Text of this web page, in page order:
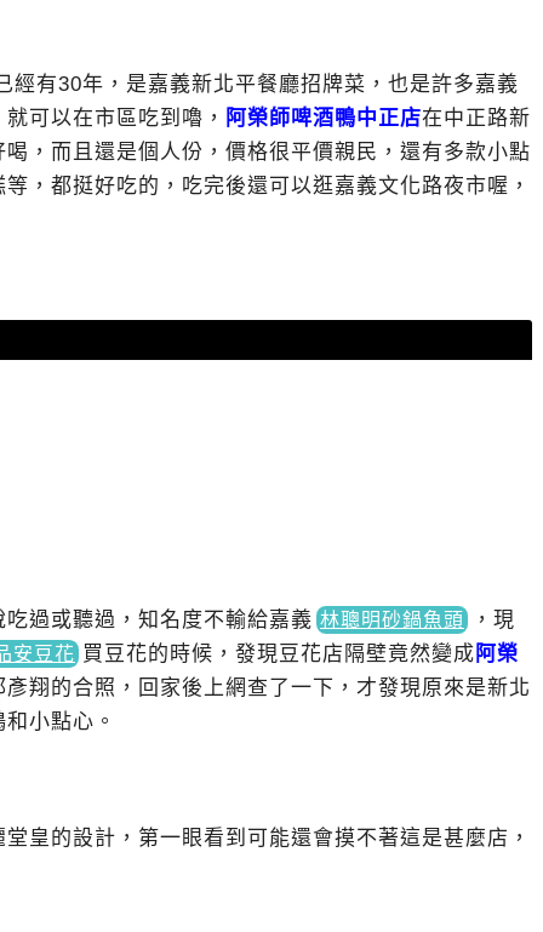
經有30年，是嘉義新北平餐廳招牌菜，也是許多嘉義
可以在市區吃到嚕， 阿榮師啤酒鴨中正店在中正路新
，而且還是個人份，價格很平價親民，還有多款小點
，都挺好吃的，吃完後還可以逛嘉義文化路夜市喔，
過或聽過，知名度不輸給嘉義 林聰明砂鍋魚頭 ， 現
安豆花 買豆花的時候，發現豆花店隔壁竟然變成 阿榮
翔的合照，回家後上網查了一下，才發現原來是新北
小點心。
皇的設計，第一眼看到可能還會摸不著這是甚麼店，